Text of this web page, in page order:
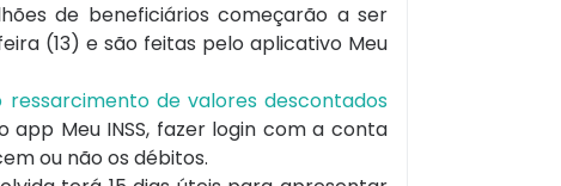
de beneficiários começarão a ser
(13) e são feitas pelo aplicativo Meu
de valores descontados
Meu INSS, fazer login com a conta
ou não os débitos.